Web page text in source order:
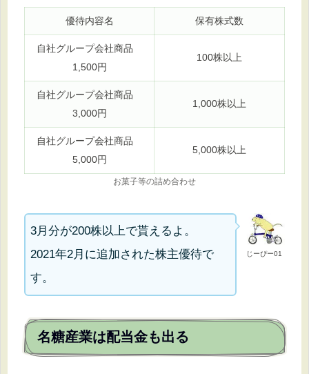
優待内容名 保有株式数
自社グループ会社商品
1,500円
100株以上
自社グループ会社商品
3,000円
1,000株以上
自社グループ会社商品
5,000円
5,000株以上
お菓子等の詰め合わせ
じーぴー01
3月分が200株以上で貰えるよ。
2021年2月に追加された株主優待で
す。
名糖産業は配当金も出る